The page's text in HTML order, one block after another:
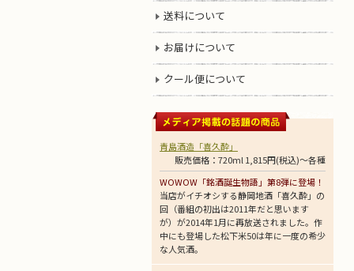
送料について
お届けについて
クール便について
青島酒造「喜久酔」
販売価格：720ml 1,815円(税込)～各種
WOWOW「銘酒誕生物語」第8弾に登場！
当店がイチオシする静岡地酒「喜久酔」の
回（番組の初出は2011年だと思います
が）が2014年1月に再放送されました。作
中にも登場した松下米50は年に一度の希少
な人気酒。